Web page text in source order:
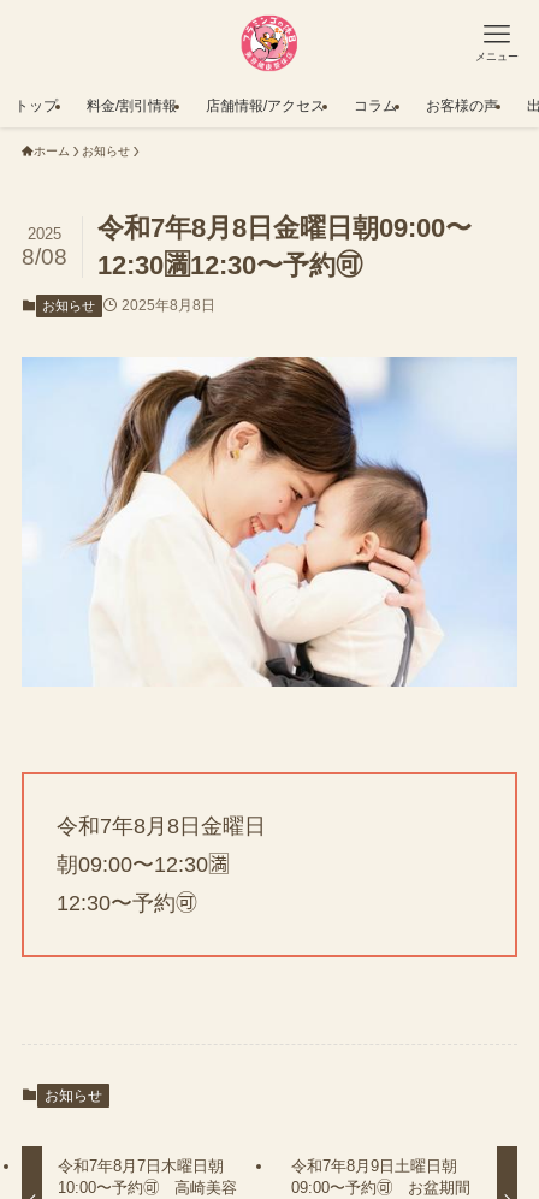
メニュー
トップ 料金/割引情報 店舗情報/アクセス コラム お客様の声
ホーム お知らせ
令和7年8月8日金曜日朝09:00〜
12:30🈵12:30〜予約🉑
2025
8/08
お知らせ 2025年8月8日
令和7年8月8日金曜日
朝09:00〜12:30🈵
12:30〜予約🉑
お知らせ
令和7年8月7日木曜日朝
10:00〜予約🉑 高崎美容
令和7年8月9日土曜日朝
09:00〜予約🉑 お盆期間